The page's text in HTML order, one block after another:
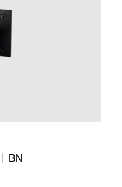
BN